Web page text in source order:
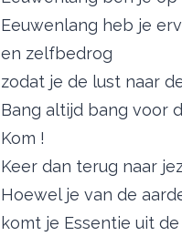
Eeuwenlang heb je
en zelfbedrog
zodat je de lust naar
Bang altijd bang voor
Kom !
Keer dan terug naar
Hoewel je van de
komt je Essentie uit